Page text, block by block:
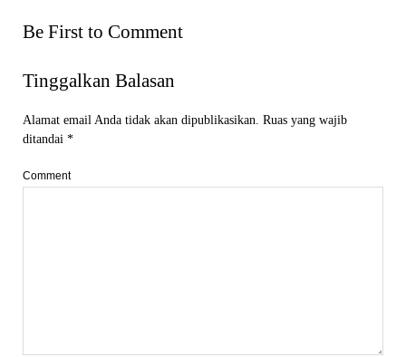
Be First to Comment
Tinggalkan Balasan
Alamat email Anda tidak akan dipublikasikan. Ruas yang wajib
ditandai *
Comment